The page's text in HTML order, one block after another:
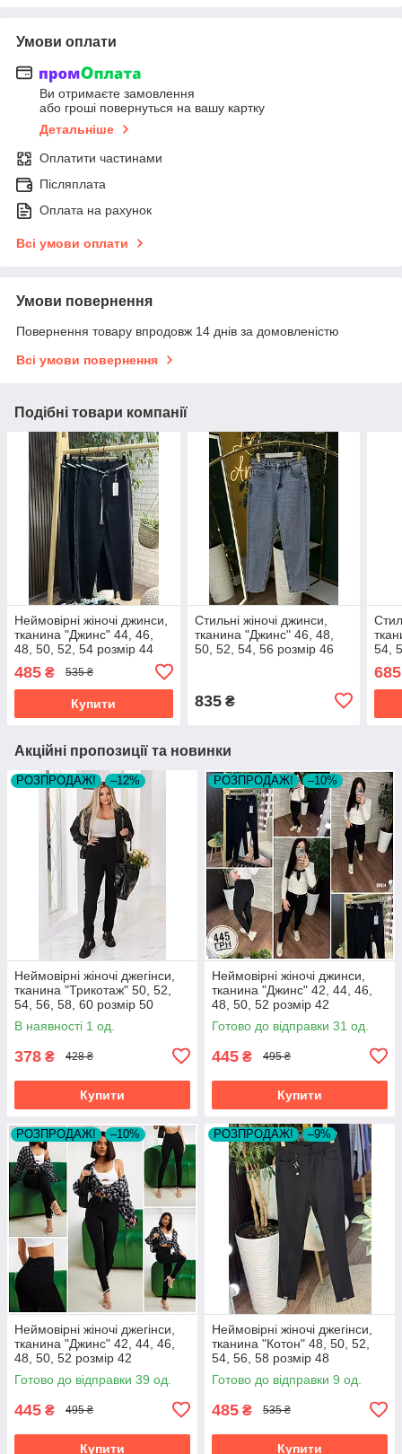
Умови оплати
Ви отримаєте замовлення
або гроші повернуться на вашу картку
Детальніше
Оплатити частинами
Післяплата
Оплата на рахунок
Всі умови оплати
Умови повернення
Повернення товару впродовж 14 днів за домовленістю
Всі умови повернення
Подібні товари компанії
Неймовірні жіночі джинси,
тканина "Джинс" 44, 46,
48, 50, 52, 54 розмір 44
485 ₴ 535 ₴
Купити
Стильні жіночі джинси,
тканина "Джинс" 46, 48,
50, 52, 54, 56 розмір 46
835₴
54,
685
Акційні пропозиції та новинки
РОЗПРОДАЖ! –12%
Неймовірні жіночі джегінси,
тканина "Трикотаж" 50, 52,
54, 56, 58, 60 розмір 50
В наявності 1 од.
378 ₴ 428 ₴
Купити
РОЗПРОДАЖ! –10%
Неймовірні жіночі джинси,
тканина "Джинс" 42, 44, 46,
48, 50, 52 розмір 42
Готово до відправки 31 од.
445 ₴ 495 ₴
Купити
РОЗПРОДАЖ! –10%
Неймовірні жіночі джегінси,
тканина "Джинс" 42, 44, 46,
48, 50, 52 розмір 42
Готово до відправки 39 од.
445 ₴ 495 ₴
Купити
РОЗПРОДАЖ! –9%
Неймовірні жіночі джегінси,
тканина "Котон" 48, 50, 52,
54, 56, 58 розмір 48
Готово до відправки 9 од.
485 ₴ 535 ₴
Купити